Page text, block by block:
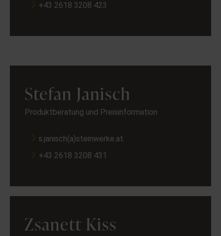
+43 2618 3208 423
Stefan Janisch
Produktberatung und Preisinformation
s.janisch(a)steinwerke.at
+43 2618 3208 431
Zsanett Kiss